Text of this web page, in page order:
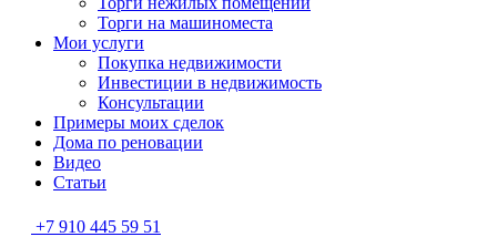
Торги на машиноместа
Мои услуги
Покупка недвижимости
Инвестиции в недвижимость
Консультации
Примеры моих сделок
Дома по реновации
Видео
Статьи
+7 910 445 59 51